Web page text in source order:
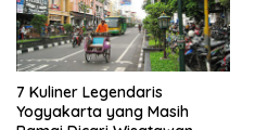
7 Kuliner Legendaris
Yogyakarta yang Masih